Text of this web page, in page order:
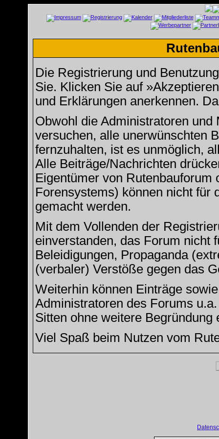
Die Registrierung und
Sie. Klicken Sie auf
und Erklärungen anerkennen.
Obwohl die Administratoren
versuchen, alle unerwünschten
fernzuhalten, ist es unmöglich,
Alle Beiträge/Nachrichten
Eigentümer von
Forensystems) können nicht für
gemacht werden.
Mit dem Vollenden der
einverstanden, das Forum nicht
Beleidigungen, Propaganda
(verbaler) Verstöße gegen das
Weiterhin können Einträge
Administratoren des Forums
Sitten ohne weitere
Viel Spaß beim Nutzen vom